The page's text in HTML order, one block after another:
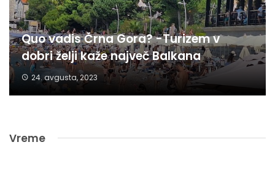
Quo vadis Črna Gora? -Turizem v
dobri želji kaže največ Balkana
24. avgusta, 2023
Vreme